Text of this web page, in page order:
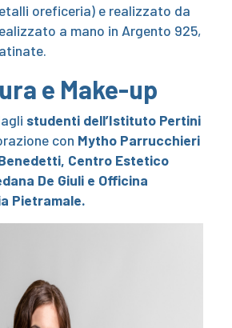
oreficeria) e realizzato da
a mano in Argento 925,
e Make-up
studenti dell’Istituto Pertini
con Mytho Parrucchieri
Centro Estetico
De Giuli e Officina
Pietramale.